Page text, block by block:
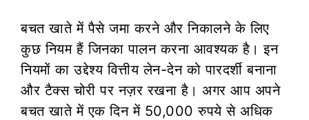
बचत खाते में पैसे जमा करने और निकालने के लिए
कुछ नियम हैं जिनका पालन करना आवश्यक है। इन
नियमों का उद्देश्य वित्तीय लेन-देन को पारदर्शी बनाना
और टैक्स चोरी पर नज़र रखना है। अगर आप अपने
बचत खाते में एक दिन में 50,000 रुपये से अधिक